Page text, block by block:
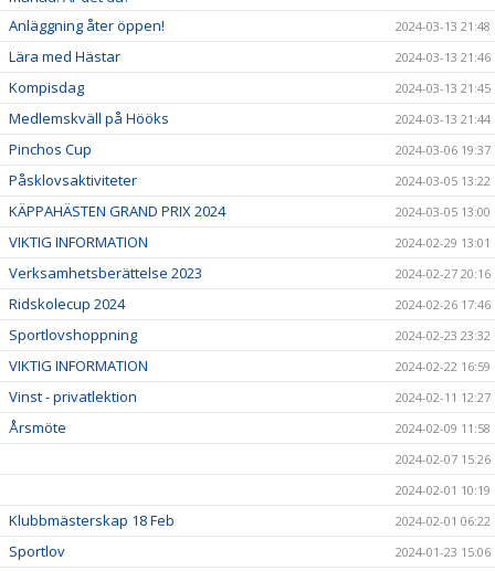
Anläggning åter öppen! 2024-03-13 21:48
Lära med Hästar 2024-03-13 21:46
Kompisdag 2024-03-13 21:45
Medlemskväll på Hööks 2024-03-13 21:44
Pinchos Cup 2024-03-06 19:37
Påsklovsaktiviteter 2024-03-05 13:22
KÄPPAHÄSTEN GRAND PRIX 2024 2024-03-05 13:00
VIKTIG INFORMATION 2024-02-29 13:01
Verksamhetsberättelse 2023 2024-02-27 20:16
Ridskolecup 2024 2024-02-26 17:46
Sportlovshoppning 2024-02-23 23:32
VIKTIG INFORMATION 2024-02-22 16:59
Vinst - privatlektion 2024-02-11 12:27
Årsmöte
2024-02-09 11:58
2024-02-07 15:26
2024-02-01 10:19
Klubbmästerskap 18 Feb 2024-02-01 06:22
Sportlov 2024-01-23 15:06